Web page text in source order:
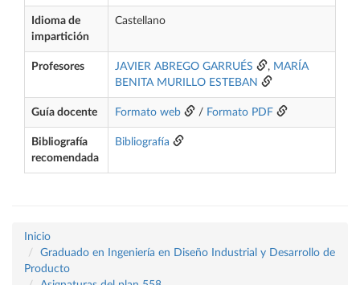
Idioma de
impartición
Castellano
Profesores JAVIER ABREGO GARRUÉS , MARÍA
BENITA MURILLO ESTEBAN
Guía docente Formato web / Formato PDF
Bibliografía
recomendada
Bibliografía
Inicio
Graduado en Ingeniería en Diseño Industrial y Desarrollo de
Producto